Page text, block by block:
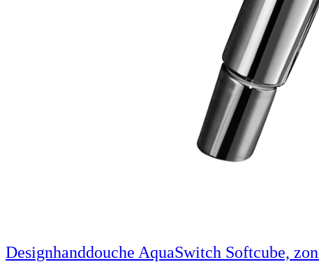
Designhanddouche AquaSwitch Softcube,